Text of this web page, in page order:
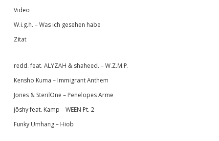
Video
W.i.g.h. – Was ich gesehen habe
Zitat
redd. feat. ALYZAH & shaheed. – W.Z.M.P.
Kensho Kuma – Immigrant Anthem
Jones & SterilOne – Penelopes Arme
jōshy feat. Kamp – WEEN Pt. 2
Funky Umhang – Hiob